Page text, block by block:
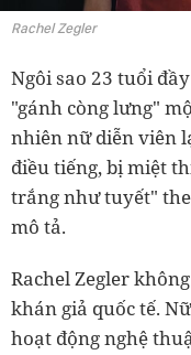
Rachel Zegler
Ngôi sao 23 tuổi
"gánh còng lưng"
nhiên nữ diễn viên
điều tiếng, bị miệt
trắng như tuyết"
mô tả.
Rachel Zegler
khán giả quốc tế.
hoạt động nghệ